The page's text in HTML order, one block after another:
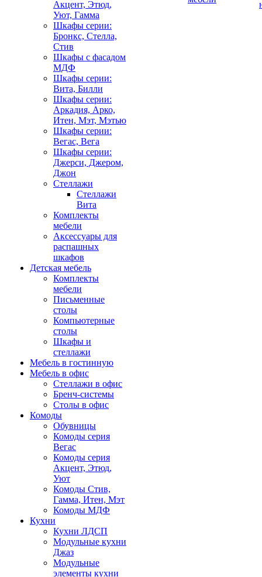
Акцент, Этюд,
Уют, Гамма
Шкафы серии:
Бронкс, Стелла,
Стив
Шкафы с фасадом
МДФ
Шкафы серии:
Вита, Билли
Шкафы серии:
Аркадия, Арко,
Итен, Мэт, Мэтью
Шкафы серии:
Вегас, Вега
Шкафы серии:
Джерси, Джером,
Джон
Стеллажи
Стеллажи
Вита
Комплекты
мебели
Аксессуары для
распашных
шкафов
Детская мебель
Комплекты
мебели
Письменные
столы
Компьютерные
столы
Шкафы и
стеллажи
Мебель в гостинную
Мебель в офис
Стеллажи в офис
Бренч-системы
Столы в офис
Комоды
Обувницы
Комоды серия
Вегас
Комоды серия
Акцент, Этюд,
Уют
Комоды Стив,
Гамма, Итен, Мэт
Комоды МДФ
Кухни
Кухни ЛДСП
Модульные кухни
Джаз
Модульные
элементы кухни